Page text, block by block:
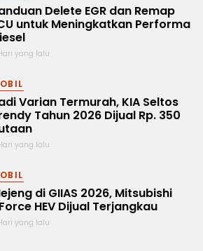
Delete EGR dan Remap
untuk Meningkatkan Performa
yang lalu
Varian Termurah, KIA Seltos
Tahun 2026 Dijual Rp. 350
yang lalu
di GIIAS 2026, Mitsubishi
HEV Dijual Terjangkau
yang lalu